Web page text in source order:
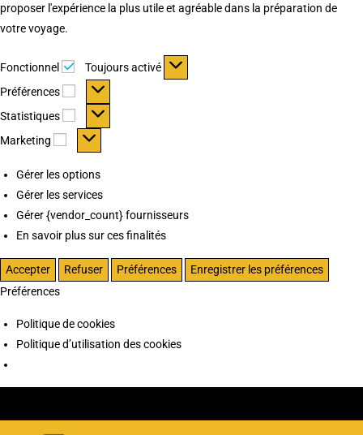
proposer l'expérience la plus utile et agréable dans la préparation de
votre voyage.
Fonctionnel Fonctionnel
Toujours activé
Préférences
Préférences
Statistiques Statistiques
Marketing Marketing
Gérer les options
Gérer les services
Gérer {vendor_count} fournisseurs
En savoir plus sur ces finalités
Accepter Refuser Préférences
Enregistrer les préférences
Préférences
Politique de cookies
Politique d’utilisation des cookies